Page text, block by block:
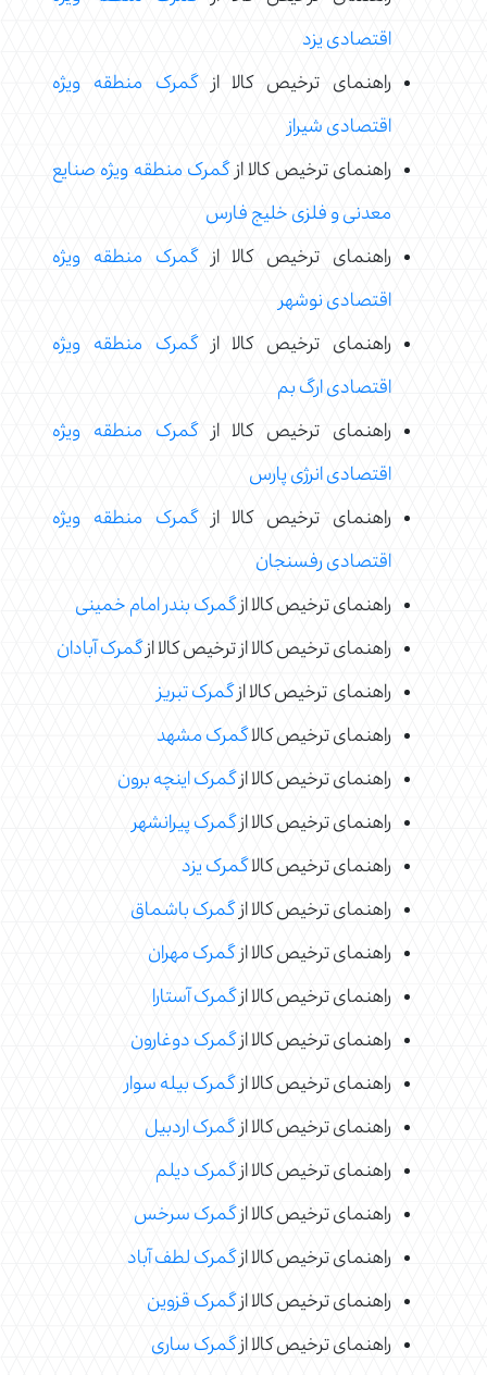
اقتصادی یزد
راهنمای ترخیص کالا ازگمرک منطقه ویژه
اقتصادی شیراز
راهنمای ترخیص کالا ازگمرک منطقه ویژه صنایع
معدنی و فلزی خلیج فارس
راهنمای ترخیص کالا ازگمرک منطقه ویژه
اقتصادی نوشهر
راهنمای ترخیص کالا ازگمرک منطقه ویژه
اقتصادی ارگ بم
راهنمای ترخیص کالا ازگمرک منطقه ویژه
اقتصادی انرژی پارس
راهنمای ترخیص کالا ازگمرک منطقه ویژه
اقتصادی رفسنجان
راهنمای ترخیص کالا ازگمرک بندر امام خمینی
راهنمای ترخیص کالا از ترخیص کالا ازگمرک آبادان
راهنمای ترخیص کالا ازگمرک تبریز
راهنمای ترخیص کالاگمرک مشهد
راهنمای ترخیص کالا ازگمرک اینچه برون
راهنمای ترخیص کالا ازگمرک پیرانشهر
راهنمای ترخیص کالاگمرک یزد
راهنمای ترخیص کالا ازگمرک باشماق
راهنمای ترخیص کالا ازگمرک مهران
راهنمای ترخیص کالا ازگمرک آستارا
راهنمای ترخیص کالا ازگمرک دوغارون
راهنمای ترخیص کالا ازگمرک بیله سوار
راهنمای ترخیص کالا ازگمرک اردبیل
راهنمای ترخیص کالا ازگمرک دیلم
راهنمای ترخیص کالا ازگمرک سرخس
راهنمای ترخیص کالا ازگمرک لطف آباد
راهنمای ترخیص کالا ازگمرک قزوین
راهنمای ترخیص کالا ازگمرک ساری